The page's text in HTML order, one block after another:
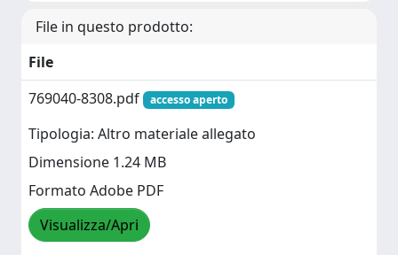
File in questo prodotto:
File
769040-8308.pdf
accesso aperto
Tipologia: Altro materiale allegato
Dimensione 1.24 MB
Formato Adobe PDF
Visualizza/Apri